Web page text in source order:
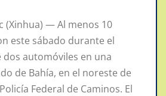
(Xinhua) — Al menos 10
este sábado durante el
automóviles en una
de Bahía, en el noreste de
Federal de Caminos. El